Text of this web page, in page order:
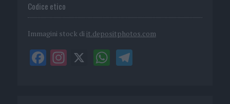
Codice etico
Immagini stock di it.depositphotos.com